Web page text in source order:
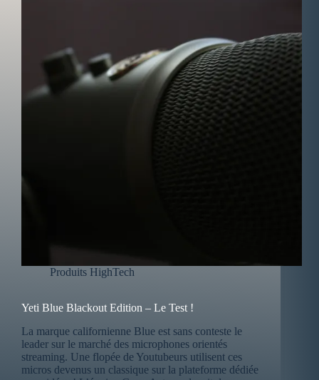
Produits HighTech
Yeti Blue Blackout Edition – Le Test !
La marque californienne Blue est sans conteste le
leader sur le marché des microphones orientés
streaming. Une flopée de Youtubeurs utilisent ces
micros devenus un classique sur la plateforme dédiée